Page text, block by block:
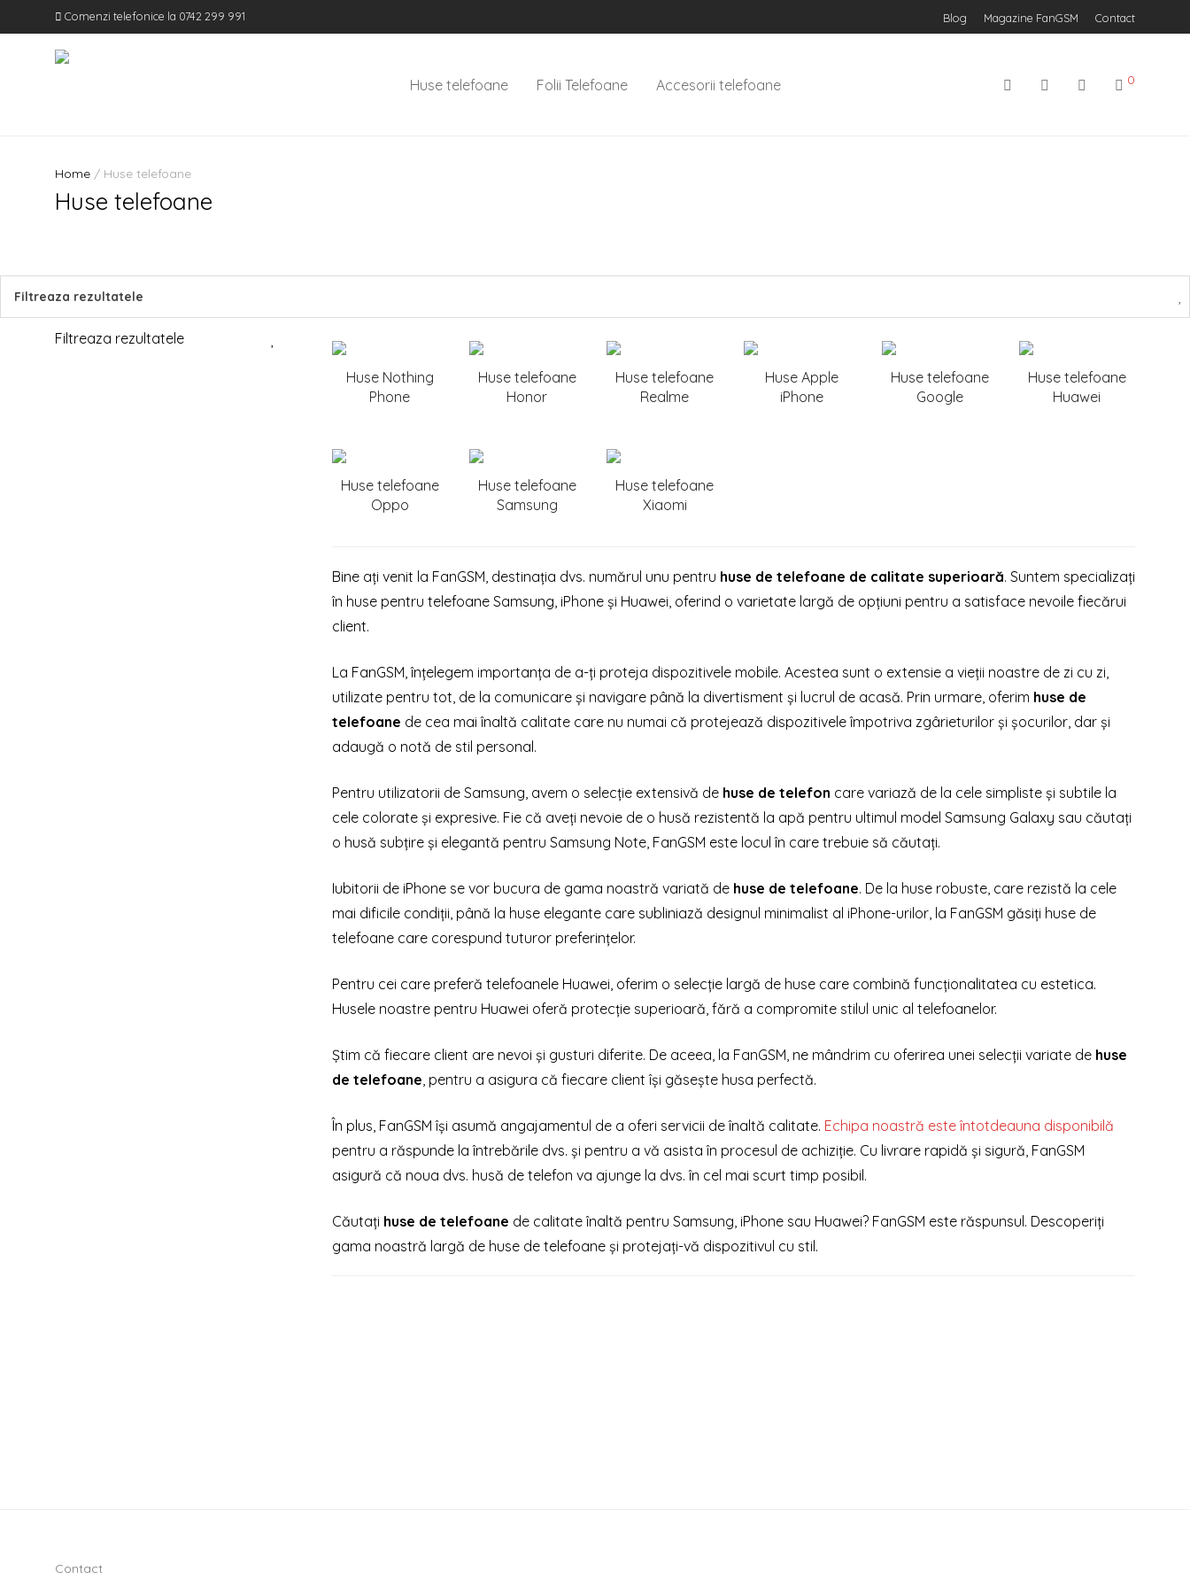
Comenzi telefonice la 0742 299 991 Blog Magazine FanGSM Contact
Huse telefoane Folii Telefoane Accesorii telefoane 0
Home / Huse telefoane
Huse telefoane
Filtreaza rezultatele
Filtreaza rezultatele
Huse Nothing
Phone
Huse telefoane
Honor
Huse telefoane
Realme
Huse Apple
iPhone
Huse telefoane
Google
Huse telefoane
Huawei
Huse telefoane
Oppo
Huse telefoane
Samsung
Huse telefoane
Xiaomi
Bine ați venit la FanGSM, destinația dvs. numărul unu pentru huse de telefoane de calitate superioară. Suntem specializați
în huse pentru telefoane Samsung, iPhone și Huawei, oferind o varietate largă de opțiuni pentru a satisface nevoile fiecărui
client.
La FanGSM, înțelegem importanța de a-ți proteja dispozitivele mobile. Acestea sunt o extensie a vieții noastre de zi cu zi,
utilizate pentru tot, de la comunicare și navigare până la divertisment și lucrul de acasă. Prin urmare, oferim huse de
telefoane de cea mai înaltă calitate care nu numai că protejează dispozitivele împotriva zgârieturilor și șocurilor, dar și
adaugă o notă de stil personal.
Pentru utilizatorii de Samsung, avem o selecție extensivă de huse de telefon care variază de la cele simpliste și subtile la
cele colorate și expresive. Fie că aveți nevoie de o husă rezistentă la apă pentru ultimul model Samsung Galaxy sau căutați
o husă subțire și elegantă pentru Samsung Note, FanGSM este locul în care trebuie să căutați.
Iubitorii de iPhone se vor bucura de gama noastră variată de huse de telefoane. De la huse robuste, care rezistă la cele
mai dificile condiții, până la huse elegante care subliniază designul minimalist al iPhone-urilor, la FanGSM găsiți huse de
telefoane care corespund tuturor preferințelor.
Pentru cei care preferă telefoanele Huawei, oferim o selecție largă de huse care combină funcționalitatea cu estetica.
Husele noastre pentru Huawei oferă protecție superioară, fără a compromite stilul unic al telefoanelor.
Știm că fiecare client are nevoi și gusturi diferite. De aceea, la FanGSM, ne mândrim cu oferirea unei selecții variate de huse
de telefoane, pentru a asigura că fiecare client își găsește husa perfectă.
În plus, FanGSM își asumă angajamentul de a oferi servicii de înaltă calitate. Echipa noastră este întotdeauna disponibilă
pentru a răspunde la întrebările dvs. și pentru a vă asista în procesul de achiziție. Cu livrare rapidă și sigură, FanGSM
asigură că noua dvs. husă de telefon va ajunge la dvs. în cel mai scurt timp posibil.
Căutați huse de telefoane de calitate înaltă pentru Samsung, iPhone sau Huawei? FanGSM este răspunsul. Descoperiți
gama noastră largă de huse de telefoane și protejați-vă dispozitivul cu stil.
Contact